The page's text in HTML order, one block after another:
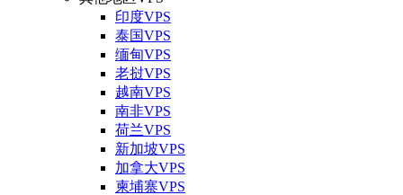
印度VPS
泰国VPS
缅甸VPS
老挝VPS
越南VPS
南非VPS
荷兰VPS
新加坡VPS
加拿大VPS
柬埔寨VPS